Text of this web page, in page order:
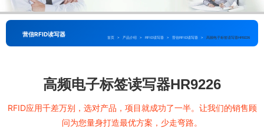
营信RFID读写器 首页 > 产品介绍 > RFID读写器 > 营信RFID读写器 > 高频电子标签读写器HR9226
高频电子标签读写器HR9226
RFID应用千差万别，选对产品，项目就成功了一半。让我们的销售顾
问为您量身打造最优方案，少走弯路。